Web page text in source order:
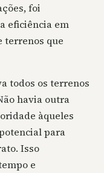
foi
eficiência em
terrenos que
todos os terrenos
havia outra
àqueles
para
Isso
e